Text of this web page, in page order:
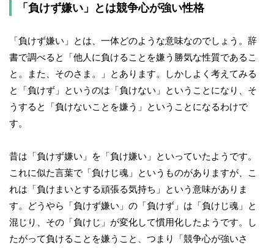
「負けず嫌い」とは競争心が強い性格
「負けず嫌い」とは、一体どのような意味なのでしょう。辞
書で調べると「他人に負けることを嫌う勝気な性質であるこ
と。また、そのさま。」とあります。しかしよく考えてみる
と「負けず」というのは「負けない」ということになり、そ
うすると「負けないことを嫌う」ということになるわけで
す。
昔は「負けず嫌い」を「負け嫌い」といっていたようです。
これに似た言葉で「負けじ魂」というものがありますが、こ
れは「負けまいとする頑張る気持ち」という意味がありま
す。どうやら「負けず嫌い」の「負けず」は「負けじ魂」と
混じり、その「負けじ」が変化して慣用化したようです。し
たがって負けることを嫌うこと、つまり「競争心が強いさ